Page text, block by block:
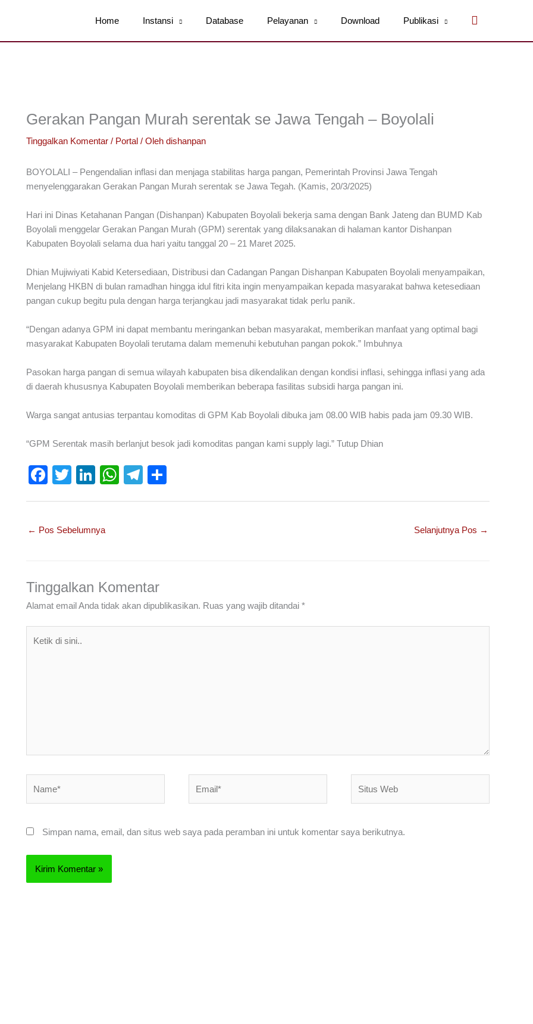
Home Instansi Database Pelayanan Download Publikasi Cari
Gerakan Pangan Murah serentak se Jawa Tengah – Boyolali
Tinggalkan Komentar / Portal / Oleh dishanpan
BOYOLALI – Pengendalian inflasi dan menjaga stabilitas harga pangan, Pemerintah Provinsi Jawa Tengah
menyelenggarakan Gerakan Pangan Murah serentak se Jawa Tegah. (Kamis, 20/3/2025)
Hari ini Dinas Ketahanan Pangan (Dishanpan) Kabupaten Boyolali bekerja sama dengan Bank Jateng dan BUMD Kab
Boyolali menggelar Gerakan Pangan Murah (GPM) serentak yang dilaksanakan di halaman kantor Dishanpan
Kabupaten Boyolali selama dua hari yaitu tanggal 20 – 21 Maret 2025.
Dhian Mujiwiyati Kabid Ketersediaan, Distribusi dan Cadangan Pangan Dishanpan Kabupaten Boyolali menyampaikan,
Menjelang HKBN di bulan ramadhan hingga idul fitri kita ingin menyampaikan kepada masyarakat bahwa ketesediaan
pangan cukup begitu pula dengan harga terjangkau jadi masyarakat tidak perlu panik.
“Dengan adanya GPM ini dapat membantu meringankan beban masyarakat, memberikan manfaat yang optimal bagi
masyarakat Kabupaten Boyolali terutama dalam memenuhi kebutuhan pangan pokok.” Imbuhnya
Pasokan harga pangan di semua wilayah kabupaten bisa dikendalikan dengan kondisi inflasi, sehingga inflasi yang ada
di daerah khususnya Kabupaten Boyolali memberikan beberapa fasilitas subsidi harga pangan ini.
Warga sangat antusias terpantau komoditas di GPM Kab Boyolali dibuka jam 08.00 WIB habis pada jam 09.30 WIB.
“GPM Serentak masih berlanjut besok jadi komoditas pangan kami supply lagi.” Tutup Dhian
F
e
o
k
T
er
Li
e
W
p
T
← Pos Sebelumnya Selanjutnya Pos →
Tinggalkan Komentar
Alamat email Anda tidak akan dipublikasikan. Ruas yang wajib ditandai *
Web
Simpan nama, email, dan situs web saya pada peramban ini untuk komentar saya berikutnya.